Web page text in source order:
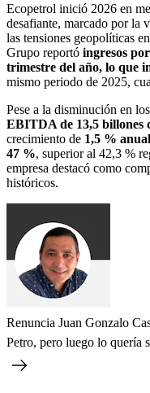
Ecopetrol inició 2026 en
desafiante, marcado por la
las tensiones geopolíticas
Grupo reportó ingresos
trimestre del año, lo que
mismo periodo de 2025,
Pese a la disminución en
EBITDA de 13,5 billones
crecimiento de 1,5 % anual
47 %, superior al 42,3 %
empresa destacó como
históricos.
Renuncia Juan Gonzalo
Petro, pero luego lo quería